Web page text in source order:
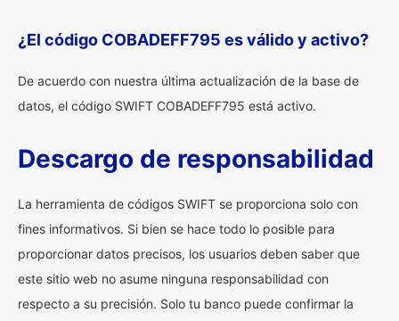
¿El código COBADEFF795 es válido y activo?
De acuerdo con nuestra última actualización de la base de
datos, el código SWIFT COBADEFF795 está activo.
Descargo de responsabilidad
La herramienta de códigos SWIFT se proporciona solo con
fines informativos. Si bien se hace todo lo posible para
proporcionar datos precisos, los usuarios deben saber que
este sitio web no asume ninguna responsabilidad con
respecto a su precisión. Solo tu banco puede confirmar la